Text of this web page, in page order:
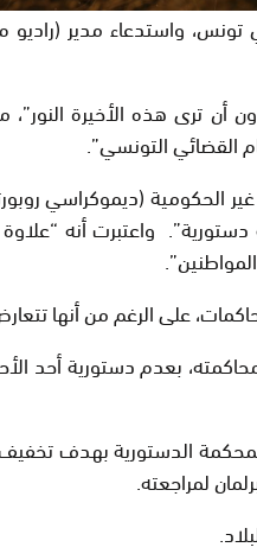
واستدعاء مدير
ترى هذه الأخيرة
القضائي التونسي”.
(ديموكراسي
واعتبرت أنه
على الرغم من أنها
بعدم دستورية أحد
الدستورية بهدف
لمراجعته.